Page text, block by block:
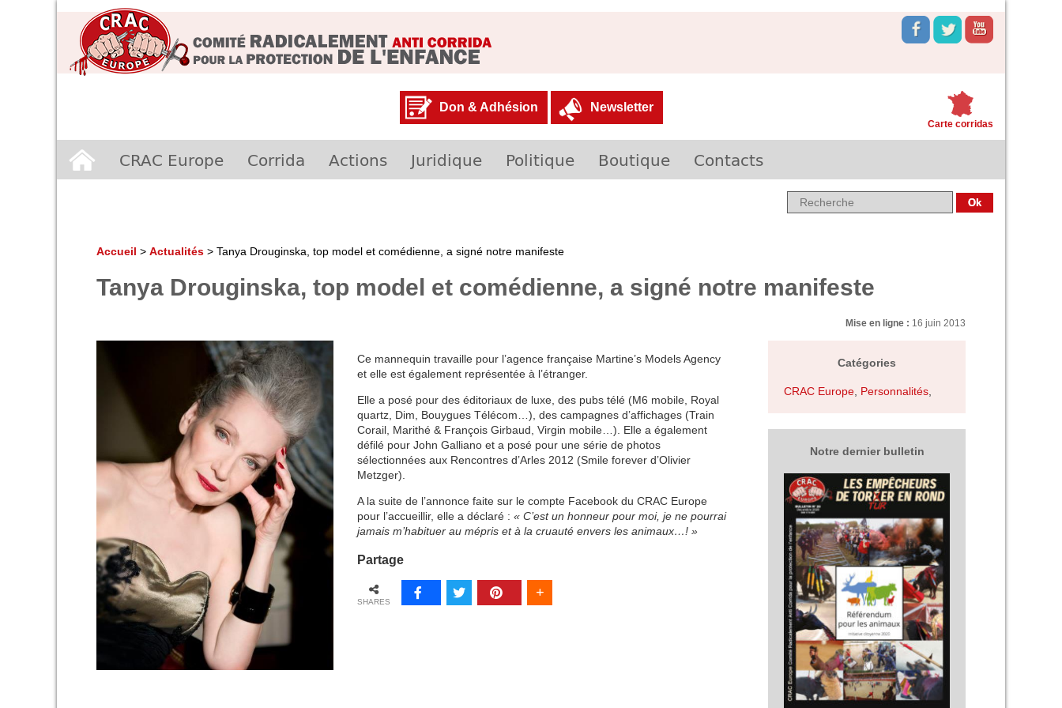
Don & Adhésion Newsletter
Carte corridas
Aller
au
CRAC Europe Corrida Actions Juridique Politique Boutique Contacts
Accueil > Actualités > Tanya Drouginska, top model et comédienne, a signé notre manifeste
Tanya Drouginska, top model et comédienne, a signé notre manifeste
Mise en ligne : 16 juin 2013
Ce mannequin travaille pour l’agence française Martine’s Models Agency
et elle est également représentée à l’étranger.
Elle a posé pour des éditoriaux de luxe, des pubs télé (M6 mobile, Royal
quartz, Dim, Bouygues Télécom…), des campagnes d’affichages (Train
Corail, Marithé & François Girbaud, Virgin mobile…). Elle a également
défilé pour John Galliano et a posé pour une série de photos
sélectionnées aux Rencontres d’Arles 2012 (Smile forever d’Olivier
Metzger).
A la suite de l’annonce faite sur le compte Facebook du CRAC Europe
pour l’accueillir, elle a déclaré : « C’est un honneur pour moi, je ne pourrai
jamais m’habituer au mépris et à la cruauté envers les animaux…! »
Partage
SHARES
Catégories
CRAC Europe Personnalités
Notre dernier bulletin